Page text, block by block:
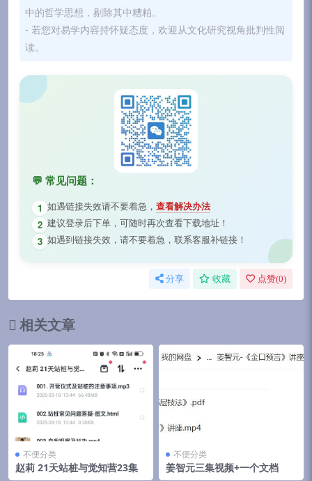
中的哲学思想，剔除其中糟粕。
- 若您对易学内容持怀疑态度，欢迎从文化研究视角批判性阅
读。
💬 常见问题：
1 如遇链接失效请不要着急， 查看解决办法
2 建议登录后下单，可随时再次查看下载地址！
3 如遇到链接失效，请不要着急，联系客服补链接！
分享 收藏 点赞(0)
相关文章
不便分类
赵莉 21天站桩与觉知营23集
不便分类
姜智元三集视频+一个文档